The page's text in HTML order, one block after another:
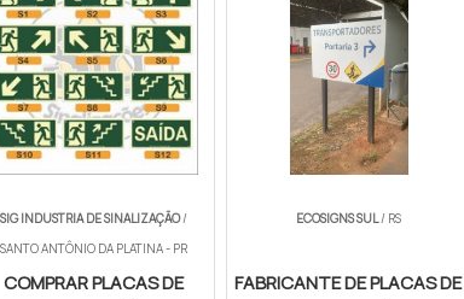
SIG INDUSTRIA DE SINALIZAÇÃO/
SANTO ANTÔNIO DA PLATINA - PR
COMPRAR PLACAS DE
ECOSIGNS SUL/ RS
FABRICANTE DE PLACAS DE